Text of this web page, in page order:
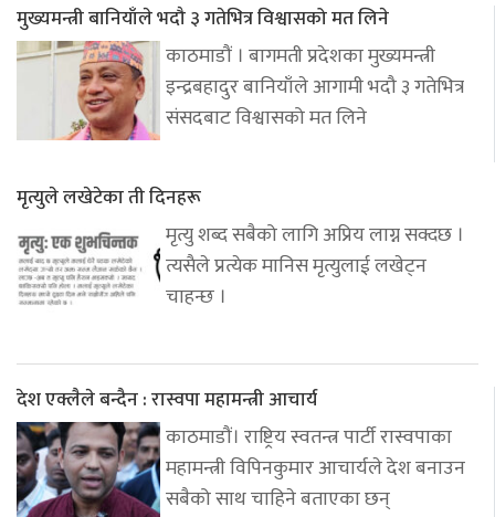
मुख्यमन्त्री बानियाँले भदौ ३ गतेभित्र विश्वासको मत लिने
काठमाडौं । बागमती प्रदेशका मुख्यमन्त्री
इन्द्रबहादुर बानियाँले आगामी भदौ ३ गतेभित्र
संसदबाट विश्वासको मत लिने
मृत्युले लखेटेका ती दिनहरू
मृत्यु शब्द सबैको लागि अप्रिय लाग्न सक्दछ ।
त्यसैले प्रत्येक मानिस मृत्युलाई लखेट्न
चाहन्छ ।
देश एक्लैले बन्दैन : रास्वपा महामन्त्री आचार्य
काठमाडौं। राष्ट्रिय स्वतन्त्र पार्टी रास्वपाका
महामन्त्री विपिनकुमार आचार्यले देश बनाउन
सबैको साथ चाहिने बताएका छन्